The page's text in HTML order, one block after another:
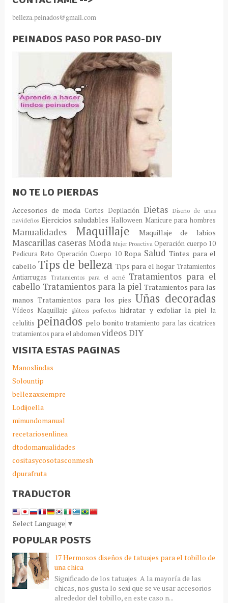
belleza.peinados@gmail.com
PEINADOS PASO POR PASO-DIY
NO TE LO PIERDAS
Accesorios de moda Cortes Depilación Dietas
Diseño de uñas
navideños Ejercicios saludables Halloween Manicure para hombres
Manualidades Maquillaje Maquillaje de labios
Mascarillas caseras Moda Mujer Proactiva Operación cuerpo 10
Pedicura Reto Operación Cuerpo 10 Ropa Salud Tintes para el
cabello Tips de belleza Tips para el hogar Tratamientos
Antiarrugas Tratamientos para el acné Tratamientos para el
cabello Tratamientos para la piel Tratamientos para las
manos Tratamientos para los pies Uñas decoradas
Vídeos Maquillaje glúteos perfectos hidratar y exfoliar la piel la
celulitis peinados pelo bonito tratamiento para las cicatrices
tratamientos para el abdomenvideos DIY
VISITA ESTAS PAGINAS
Manoslindas
Solountip
bellezaxsiempre
Lodijoella
mimundomanual
recetariosenlinea
dtodomanualidades
cositasycosotasconmesh
dpurafruta
TRADUCTOR
Select Language ▼
POPULAR POSTS
17 Hermosos diseños de tatuajes para el tobillo de
una chica
Significado de los tatuajes A la mayoría de las
chicas, nos gusta lo sexi que se ve usar accesorios
alrededor del tobillo, en este caso n...